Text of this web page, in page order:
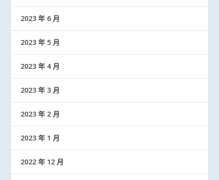
2023 年 6 月
2023 年 5 月
2023 年 4 月
2023 年 3 月
2023 年 2 月
2023 年 1 月
2022 年 12 月